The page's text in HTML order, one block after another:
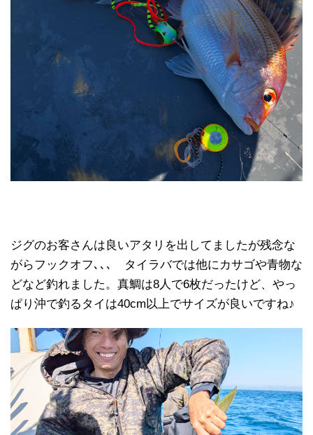
ジグのお客さんは良いアタリを出してましたが残念な
がらフックオフ､､､ タイラバでは他にカサゴや青物な
どなど釣れました。真鯛は8人で6枚だったけど、やっ
ぱり沖で釣るタイは40cm以上でサイズが良いですね♪